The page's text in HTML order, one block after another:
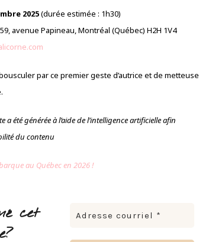
2025(durée estimée : 1h30)
avenue Papineau, Montréal (Québec) H2H 1V4
par ce premier geste d’autrice et de metteuse
a été générée à l’aide de l’intelligence artificielle afin
du contenu
au Québec en 2026 !
cet